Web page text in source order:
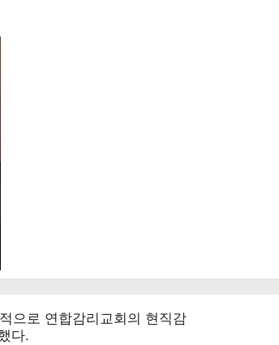
으로 연합감리교회의 현직감
다.